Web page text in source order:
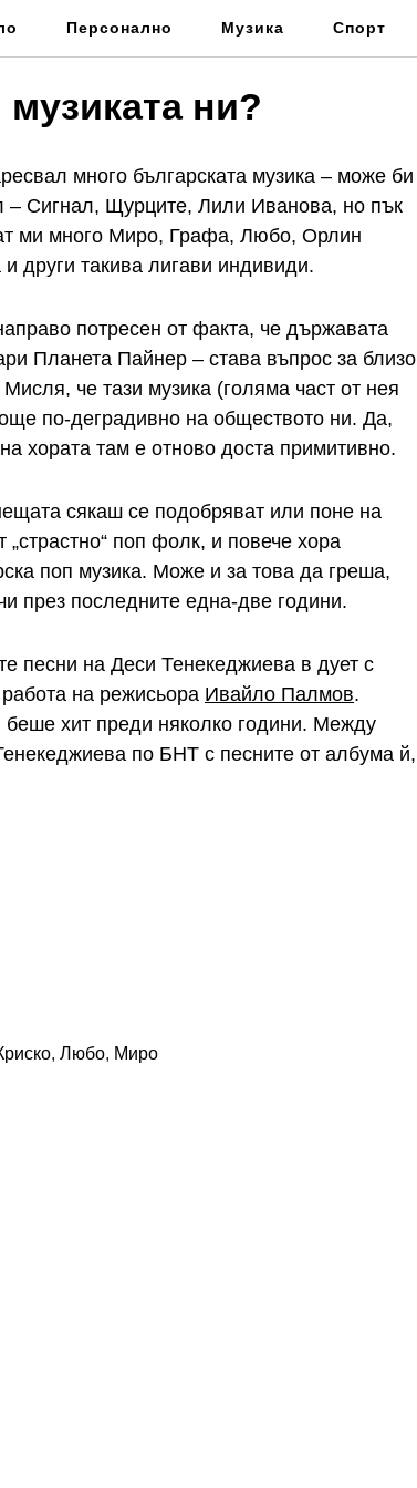
Персонално Музика Спорт
ни?
много българската музика – може би
– Сигнал, Щурците, Лили Иванова, но пък
ми много Миро, Графа, Любо, Орлин
други такива лигави индивиди.
потресен от факта, че държавата
Планета Пайнер – става въпрос за близо
че тази музика (голяма част от нея
по-деградивно на обществото ни. Да,
хората там е отново доста примитивно.
сякаш се подобряват или поне на
поп фолк, и повече хора
поп музика. Може и за това да греша,
през последните една-две години.
песни на Деси Тенекеджиева в дует с
на режисьора Ивайло Палмов.
беше хит преди няколко години. Между
по БНТ с песните от албума й,
, Любо, Миро